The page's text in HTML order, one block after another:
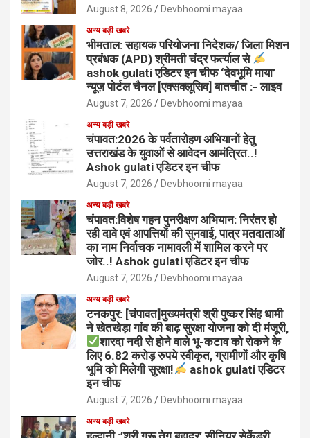
August 8, 2026 Devbhoomi mayaa
अन्य बड़ी खबरे
भीमताल: सहायक परियोजना निदेशक/ जिला मिशन
प्रबंधक (APD) श्रीमती चंद्र फर्त्याल से
ashok gulati एडिटर इन चीफ ‘देवभूमि माया’
न्यूज़ पोर्टल चैनल [एक्सक्लूसिव] बातचीत :- लाइव
August 7, 2026 Devbhoomi mayaa
अन्य बड़ी खबरे
चंपावत:2026 के पर्वतारोहण अभियानों हेतु
उत्तराखंड के युवाओं से आवेदन आमंत्रित..!
Ashok gulati एडिटर इन चीफ
August 7, 2026 Devbhoomi mayaa
अन्य बड़ी खबरे
चंपावत:विशेष गहन पुनरीक्षण अभियान: निरंतर हो
रही दावे एवं आपत्तियों की सुनवाई, पात्र मतदाताओं
का नाम निर्वाचक नामावली में शामिल करने पर
जोर..! Ashok gulati एडिटर इन चीफ
August 7, 2026 Devbhoomi mayaa
अन्य बड़ी खबरे
टनकपुर: [चंपावत]मुख्यमंत्री श्री पुष्कर सिंह धामी
ने खेतखेड़ा गांव की बाढ़ सुरक्षा योजना को दी मंजूरी,
शारदा नदी से होने वाले भू-कटाव को रोकने के
लिए 6.82 करोड़ रुपये स्वीकृत, ग्रामीणों और कृषि
भूमि को मिलेगी सुरक्षा!
ashok gulati एडिटर
इन चीफ
August 7, 2026 Devbhoomi mayaa
अन्य बड़ी खबरे